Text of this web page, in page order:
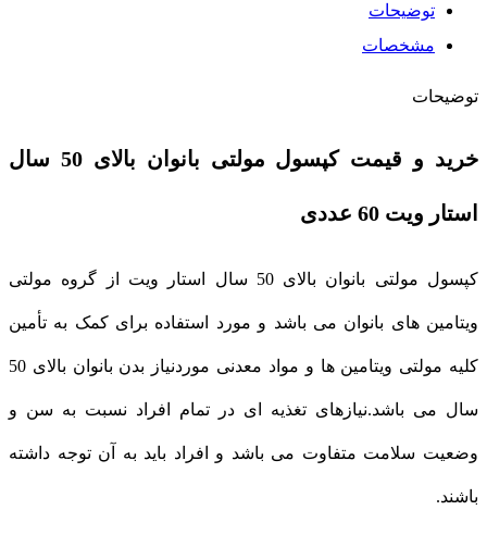
توضیحات
مشخصات
توضیحات
خرید و قیمت کپسول مولتی بانوان بالای 50 سال
استار ویت 60 عددی
کپسول مولتی بانوان بالای 50 سال استار ویت از گروه مولتی
ویتامین های بانوان می باشد و مورد استفاده برای کمک به تأمین
کلیه مولتی ویتامین ها و مواد معدنی موردنیاز بدن بانوان بالای 50
سال می باشد.نیازهای تغذیه ای در تمام افراد نسبت به سن و
وضعیت سلامت متفاوت می باشد و افراد باید به آن توجه داشته
باشند.